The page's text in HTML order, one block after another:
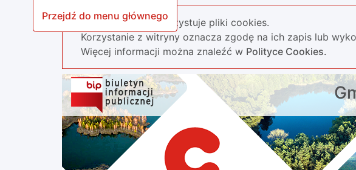
Przejdź do menu głównego
Nasza strona wykorzystuje pliki cookies.
Korzystanie z witryny oznacza zgodę na ich zapis lub
Więcej informacji można znaleźć w Polityce Cookies.